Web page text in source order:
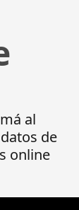
al
de
online